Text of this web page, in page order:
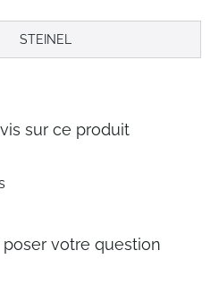
STEINEL
sur ce produit
votre question